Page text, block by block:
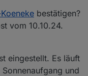
der Rollos
sich der
mit der
der Astro-
benötige.
über Astro! Astro ist
die wie der
ohne Automatik"
weiterhin.
richtigen Werte des
mir +10 Minuten)
bestätigen?
vom 10.10.24.
eingestellt. Es läuft
und